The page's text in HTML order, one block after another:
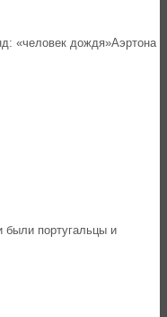
«человек дождя»Аэртона
были португальцы и